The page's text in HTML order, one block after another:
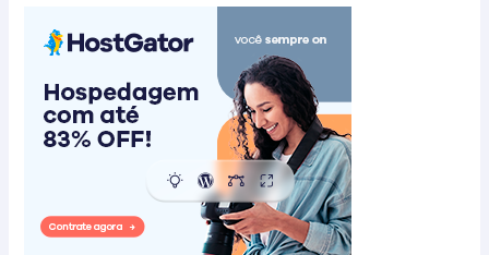
reforma
ecologicamente
correta